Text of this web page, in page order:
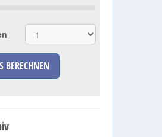
BERECHNEN